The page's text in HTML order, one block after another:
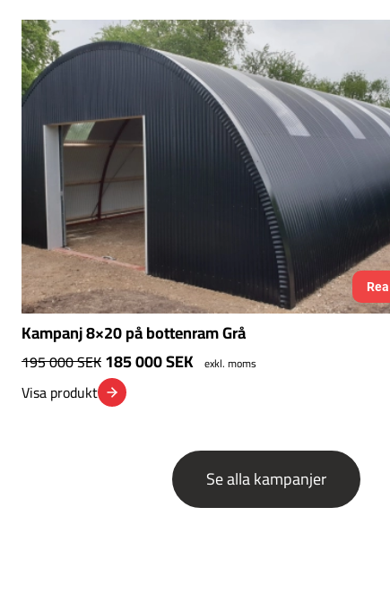
Rea
Kampanj 8×20 på bottenram Grå
195 000SEK185 000SEK exkl. moms
Visa produkt
Se alla kampanjer